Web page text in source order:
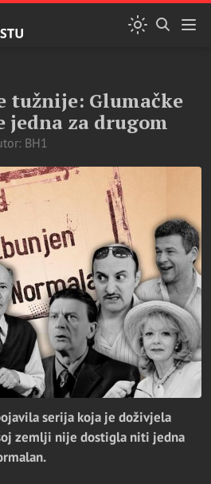
tužnije: Glumačke
jedna za drugom
BH1
serija koja je doživjela
zemlji nije dostigla niti jedna